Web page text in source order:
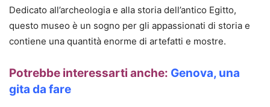
Dedicato all’archeologia e alla storia dell’antico Egitto,
questo museo è un sogno per gli appassionati di storia e
contiene una quantità enorme di artefatti e mostre.
Potrebbe interessarti anche: Genova, una
gita da fare